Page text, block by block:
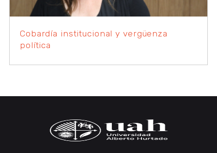
Cobardía institucional y vergüenza
política